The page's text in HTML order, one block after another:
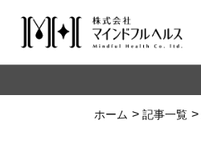
ホーム 記事一覧